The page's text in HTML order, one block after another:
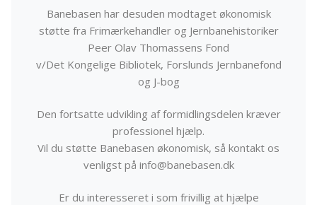
Banebasen har desuden modtaget økonomisk
støtte fra Frimærkehandler og Jernbanehistoriker
Peer Olav Thomassens Fond
v/Det Kongelige Bibliotek, Forslunds Jernbanefond
og J-bog
Den fortsatte udvikling af formidlingsdelen kræver
professionel hjælp.
Vil du støtte Banebasen økonomisk, så kontakt os
venligst på info@banebasen.dk
Er du interesseret i som frivillig at hjælpe